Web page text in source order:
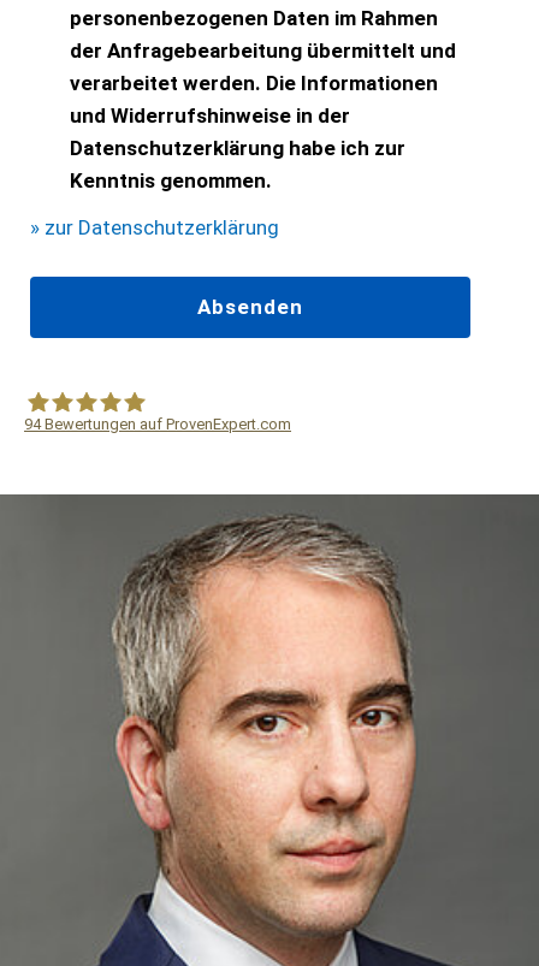
personenbezogenen Daten im Rahmen
der Anfragebearbeitung übermittelt und
verarbeitet werden. Die Informationen
und Widerrufshinweise in der
Datenschutzerklärung habe ich zur
Kenntnis genommen.
» zur Datenschutzerklärung
94Bewertungen auf ProvenExpert.com